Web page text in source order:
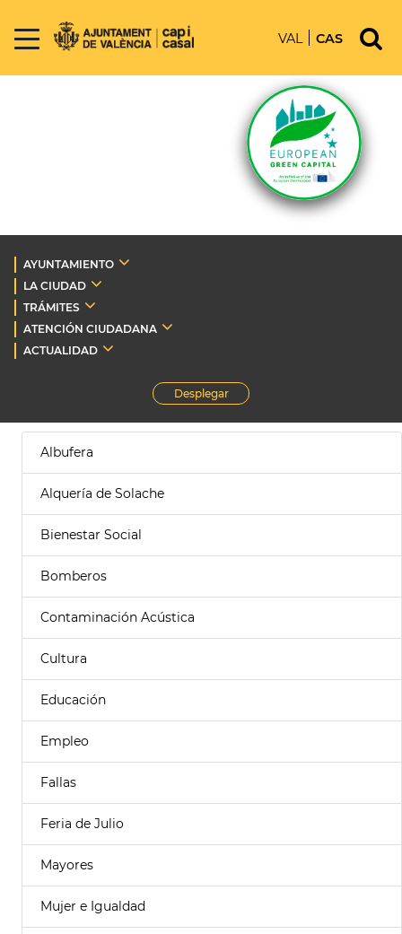
VAL CAS
AYUNTAMIENTO
LA CIUDAD
TRÁMITES
ATENCIÓN CIUDADANA
ACTUALIDAD
Desplegar
Albufera
Alquería de Solache
Bienestar Social
Bomberos
Contaminación Acústica
Cultura
Educación
Empleo
Fallas
Feria de Julio
Mayores
Mujer e Igualdad